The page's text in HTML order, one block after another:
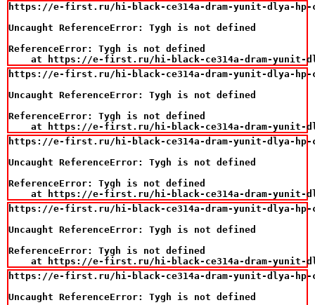
https://e-first.ru/hi-black-ce314a-dram-yunit-dlya-hp-
Uncaught ReferenceError: Tygh is not defined
ReferenceError: Tygh is not defined
at https://e-first.ru/hi-black-ce314a-dram-yunit-
https://e-first.ru/hi-black-ce314a-dram-yunit-dlya-hp-
Uncaught ReferenceError: Tygh is not defined
ReferenceError: Tygh is not defined
at https://e-first.ru/hi-black-ce314a-dram-yunit-
https://e-first.ru/hi-black-ce314a-dram-yunit-dlya-hp-
Uncaught ReferenceError: Tygh is not defined
ReferenceError: Tygh is not defined
at https://e-first.ru/hi-black-ce314a-dram-yunit-
https://e-first.ru/hi-black-ce314a-dram-yunit-dlya-hp-
Uncaught ReferenceError: Tygh is not defined
ReferenceError: Tygh is not defined
at https://e-first.ru/hi-black-ce314a-dram-yunit-
https://e-first.ru/hi-black-ce314a-dram-yunit-dlya-hp-
Uncaught ReferenceError: Tygh is not defined